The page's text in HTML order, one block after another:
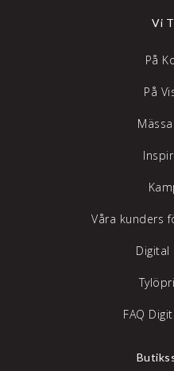
Vi
På
På
Våra kunders
Digital
FAQ